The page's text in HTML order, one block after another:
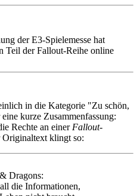
der E3-Spielemesse hat
Teil der Fallout-Reihe online
in die Kategorie "Zu schön,
kurze Zusammenfassung:
Rechte an einer Fallout-
Originaltext klingt so:
Dragons:
die Informationen,